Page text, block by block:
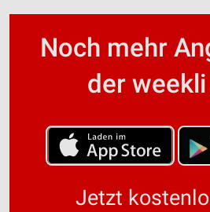
Noch mehr
der
Jetzt